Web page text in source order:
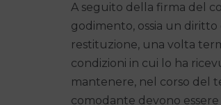
A seguito della firma del
godimento, ossia un diritto
restituzione, una volta
condizioni in cui lo ha
mantenere, nel corso del
comodante devono